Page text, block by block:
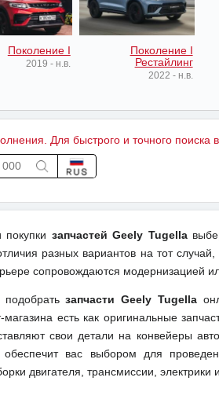
Поколение I
2019 - н.в.
Поколение I
Рестайлинг
2022 - н.в.
Для быстрого и точного
запчастей Geely Tugella
разных вариантов на тот
сопровождаются модернизацией
подобратьзапчасти Geely Tugella
магазина есть как оригинальные
свои детали на конвейеры
обеспечит вас выбором для
двигателя, трансмиссии, электрики